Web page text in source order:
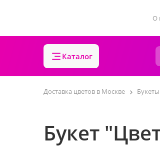
О
Каталог
Доставка цветов в Москве Букеты
Букет